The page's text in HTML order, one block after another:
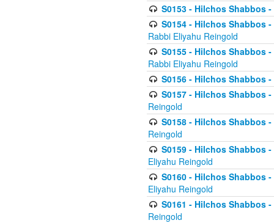
S0153 - Hilchos Shabbos
S0154 - Hilchos Shabbos
Rabbi Eliyahu Reingold
S0155 - Hilchos Shabbos
Rabbi Eliyahu Reingold
S0156 - Hilchos Shabbos
S0157 - Hilchos Shabbos
Reingold
S0158 - Hilchos Shabbos
Reingold
S0159 - Hilchos Shabbos
Eliyahu Reingold
S0160 - Hilchos Shabbos
Eliyahu Reingold
S0161 - Hilchos Shabbos
Reingold